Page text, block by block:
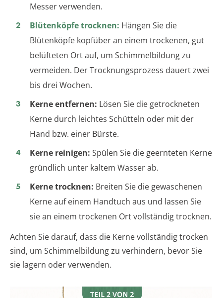
Messer verwenden.
Blütenköpfe trocknen: Hängen Sie die
Blütenköpfe kopfüber an einem trockenen, gut
belüfteten Ort auf, um Schimmelbildung zu
vermeiden. Der Trocknungsprozess dauert zwei
bis drei Wochen.
Kerne entfernen: Lösen Sie die getrockneten
Kerne durch leichtes Schütteln oder mit der
Hand bzw. einer Bürste.
Kerne reinigen: Spülen Sie die geernteten Kerne
gründlich unter kaltem Wasser ab.
Kerne trocknen: Breiten Sie die gewaschenen
Kerne auf einem Handtuch aus und lassen Sie
sie an einem trockenen Ort vollständig trocknen.
Achten Sie darauf, dass die Kerne vollständig trocken
sind, um Schimmelbildung zu verhindern, bevor Sie
sie lagern oder verwenden.